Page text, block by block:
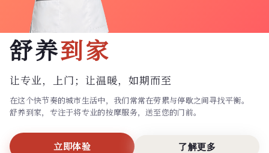
代理入驻
预约技师
舒养到家
让专业，上门； 让温暖，如期而至
在这个快节奏的城市生活中，我们常常在劳累与停歇之间寻找平衡。
舒养到家，专注于将专业的按摩服务，送至您的门前。
立即体验 了解更多